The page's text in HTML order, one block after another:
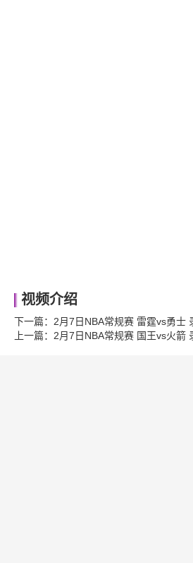
视频介绍
下一篇： 2月7日NBA常规赛 雷霆vs勇士
上一篇： 2月7日NBA常规赛 国王vs火箭